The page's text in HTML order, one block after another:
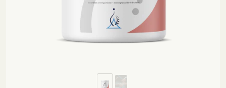
Holistics värld
Utbildning